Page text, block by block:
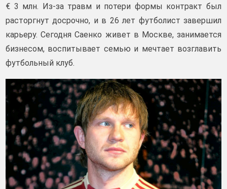
€ 3 млн. Из‑за травм и потери формы контракт был
расторгнут досрочно, и в 26 лет футболист завершил
карьеру. Сегодня Саенко живет в Москве, занимается
бизнесом, воспитывает семью и мечтает возглавить
футбольный клуб.